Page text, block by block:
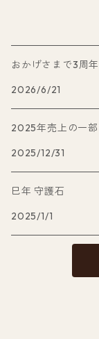
おかげさまで3周年
2026/6/21
2025年売上の一
2025/12/31
巳年 守護石
2025/1/1